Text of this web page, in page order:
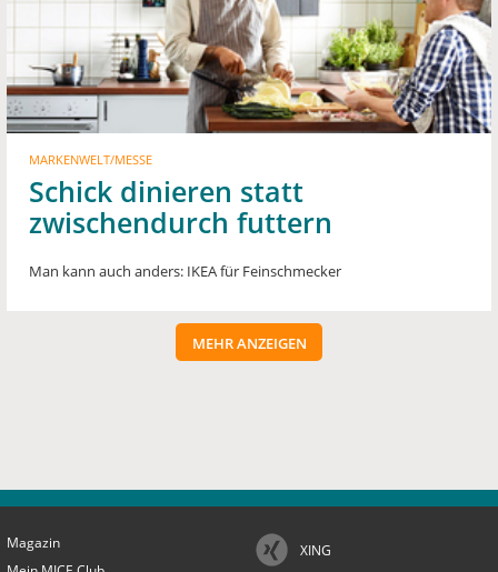
MARKENWELT/MESSE
Schick dinieren statt
zwischendurch futtern
Man kann auch anders: IKEA für Feinschmecker
MEHR ANZEIGEN
Magazin
XING